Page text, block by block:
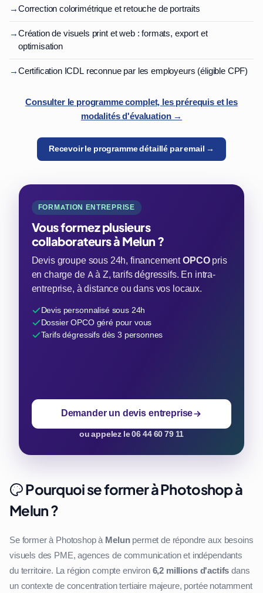
→Correction colorimétrique et retouche de portraits
→Création de visuels print et web : formats, export et
optimisation
→Certification ICDL reconnue par les employeurs (éligible CPF)
Consulter le programme complet, les prérequis et les
modalités d'évaluation →
Recevoir le programme détaillé par email →
FORMATION ENTREPRISE
Vous formez plusieurs
collaborateurs à Melun ?
Devis groupe sous 24h, financementOPCOpris
en charge de A à Z, tarifs dégressifs. En intra-
entreprise, à distance ou dans vos locaux.
Devis personnalisé sous 24h
Dossier OPCO géré pour vous
Tarifs dégressifs dès 3 personnes
Demander un devis entreprise
ou appelez le 06 44 60 79 11
Pourquoi se former à Photoshop à
Melun ?
Se former à Photoshop à Melunpermet de répondre aux besoins
visuels des PME, agences de communication et indépendants
du territoire. La région compte environ 6,2 millions d'actifs dans
un contexte de concentration tertiaire majeure, portée notamment